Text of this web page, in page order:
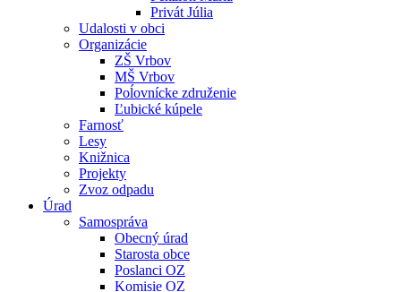
Privát Júlia
Udalosti v obci
Organizácie
ZŠ Vrbov
MŠ Vrbov
Poĺovnícke združenie
Ľubické kúpele
Farnosť
Lesy
Knižnica
Projekty
Zvoz odpadu
Úrad
Samospráva
Obecný úrad
Starosta obce
Poslanci OZ
Komisie OZ